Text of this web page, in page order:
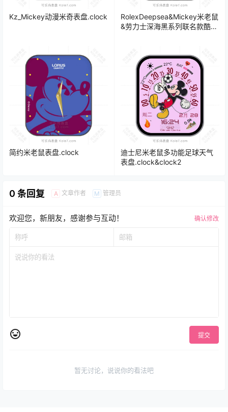
Kz_Mickey动漫米奇表盘.clock
RolexDeepsea&Mickey米老鼠
&劳力士深海黑系列联名款酷黑
简约米老鼠表盘.clock
迪士尼米老鼠多功能足球天气
表盘.clock&clock2
0 条回复 A 文章作者 M 管理员
欢迎您，新朋友，感谢参与互动！ 确认修改
提交
暂无讨论，说说你的看法吧